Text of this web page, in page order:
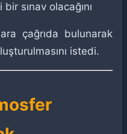
sınav olacağını
çağrıda bulunarak
istedi.